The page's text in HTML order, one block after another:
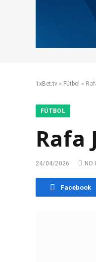
1xBet.tv » Fútbol »
FÚTBOL
Rafa
24/04/2026 NO
Facebook